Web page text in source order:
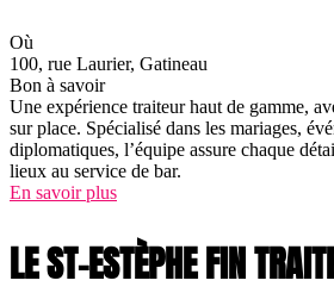
Où
100, rue Laurier, Gatineau
Bon à savoir
Une expérience traiteur haut de gamme,
sur place. Spécialisé dans les mariages,
diplomatiques, l’équipe assure chaque
lieux au service de bar.
En savoir plus
LE ST-ESTÈPHE FIN